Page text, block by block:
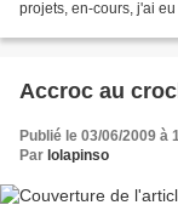
projets, en-cours, j'ai
Accroc au
Publié le 03/06/2009 à
Par lolapinso